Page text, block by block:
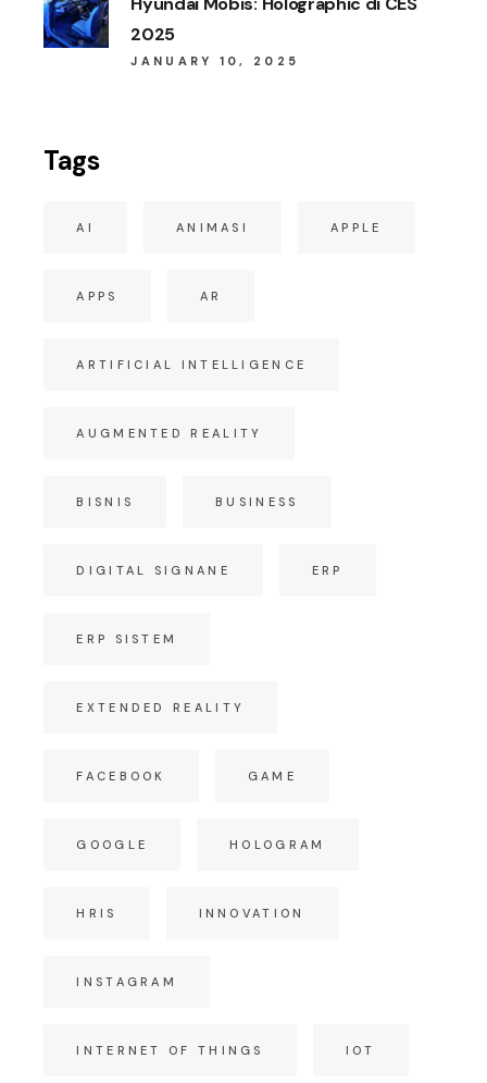
2025
JANUARY 10, 2025
Tags
AI ANIMASI APPLE
APPS AR
ARTIFICIAL INTELLIGENCE
AUGMENTED REALITY
BISNIS BUSINESS
DIGITAL SIGNANE ERP
ERP SISTEM
EXTENDED REALITY
FACEBOOK GAME
GOOGLE HOLOGRAM
HRIS INNOVATION
INSTAGRAM
INTERNET OF THINGS IOT